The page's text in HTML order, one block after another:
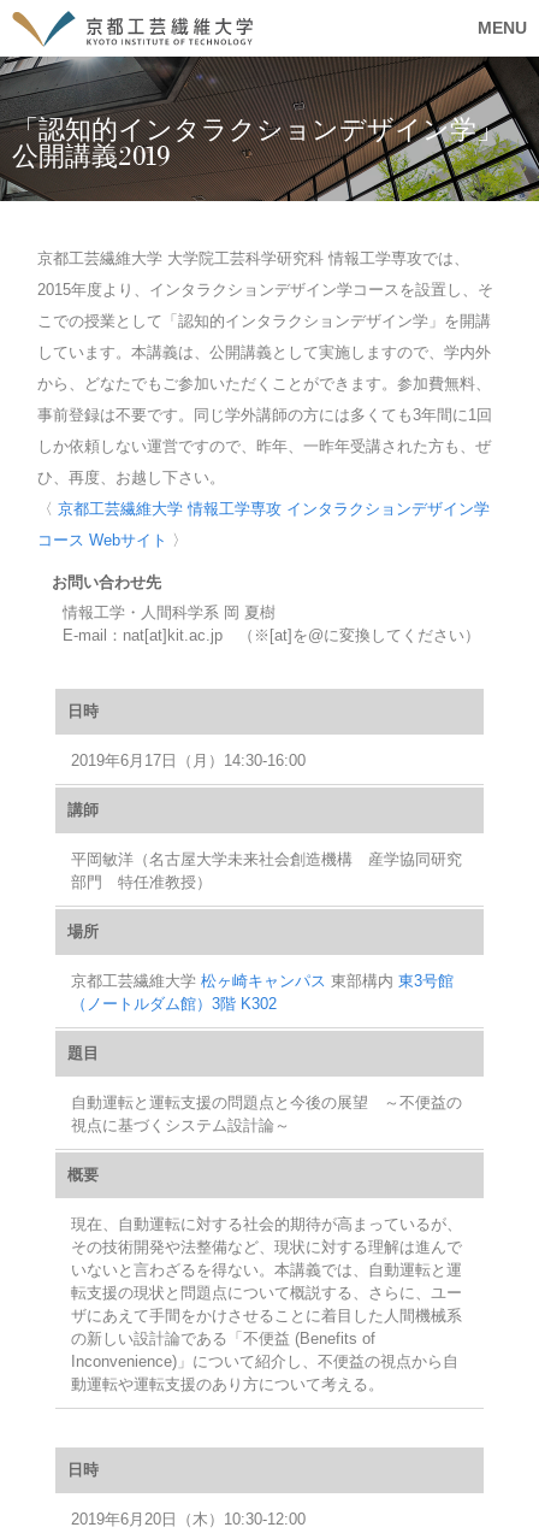
MENU
「認知的インタラクションデザイン学」
公開講義2019
京都工芸繊維大学 大学院工芸科学研究科 情報工学専攻では、
2015年度より、インタラクションデザイン学コースを設置し、そ
こでの授業として「認知的インタラクションデザイン学」を開講
しています。本講義は、公開講義として実施しますので、学内外
から、どなたでもご参加いただくことができます。参加費無料、
事前登録は不要です。同じ学外講師の方には多くても3年間に1回
しか依頼しない運営ですので、昨年、一昨年受講された方も、ぜ
ひ、再度、お越し下さい。
〈 京都工芸繊維大学 情報工学専攻 インタラクションデザイン学
コース Webサイト 〉
お問い合わせ先
情報工学・人間科学系 岡 夏樹
E-mail：nat[at]kit.ac.jp （※[at]を@に変換してください）
日時
2019年6月17日（月）14:30-16:00
講師
平岡敏洋（名古屋大学未来社会創造機構 産学協同研究
部門 特任准教授）
場所
京都工芸繊維大学 松ヶ崎キャンパス 東部構内 東3号館
（ノートルダム館）3階 K302
題目
自動運転と運転支援の問題点と今後の展望 ～不便益の
視点に基づくシステム設計論～
概要
現在、自動運転に対する社会的期待が高まっているが、
その技術開発や法整備など、現状に対する理解は進んで
いないと言わざるを得ない。本講義では、自動運転と運
転支援の現状と問題点について概説する、さらに、ユー
ザにあえて手間をかけさせることに着目した人間機械系
の新しい設計論である「不便益 (Benefits of
Inconvenience)」について紹介し、不便益の視点から自
動運転や運転支援のあり方について考える。
日時
2019年6月20日（木）10:30‐12:00